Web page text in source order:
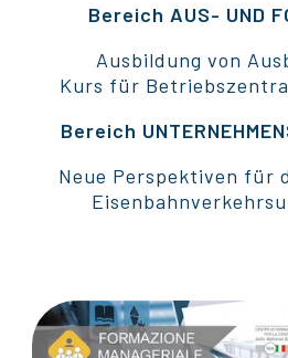
Bereich AUS- UND
Ausbildung von
Kurs für
Bereich
Neue Perspektiven für